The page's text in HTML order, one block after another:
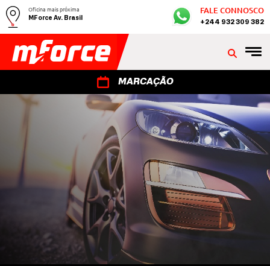
Oficina mais próxima
MForce Av. Brasil
FALE CONNOSCO
+244 932 309 382
MARCAÇÃO